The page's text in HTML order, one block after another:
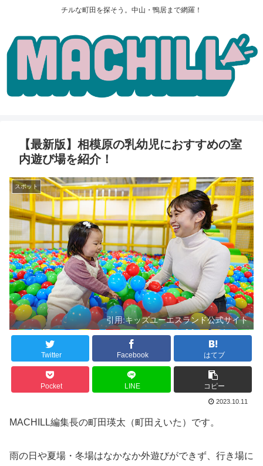
チルな町田を探そう。中山・鴨居まで網羅！
【最新版】相模原の乳幼児におすすめの室
内遊び場を紹介！
スポット
引用:キッズユーエスランド公式サイト
Twitter Facebook はてブ
Pocket LINE コピー
2023.10.11
MACHILL編集長の町田瑛太（町田えいた）です。
雨の日や夏場・冬場はなかなか外遊びができず、行き場に